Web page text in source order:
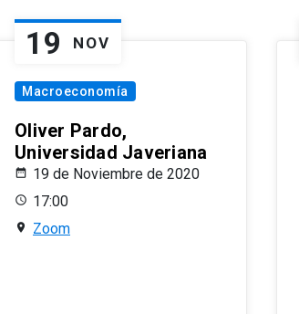
19 NOV
Macroeconomía
Oliver Pardo,
Universidad Javeriana
19 de Noviembre de 2020
17:00
Zoom